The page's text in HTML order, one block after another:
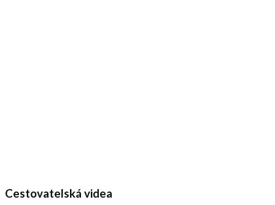
Cestovatelská videa